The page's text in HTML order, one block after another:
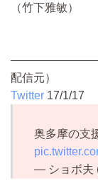
（竹下雅敏）
配信元）
Twitter 17/1/17
奥多摩の支
— ショボ夫